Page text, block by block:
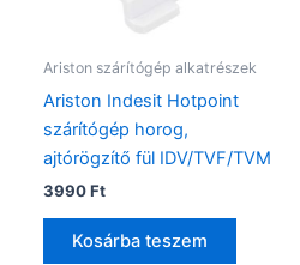
Ariston szárítógép alkatrészek
Ariston Indesit Hotpoint
szárítógép horog,
ajtórögzítő fül IDV/TVF/TVM
3990Ft
Kosárba teszem